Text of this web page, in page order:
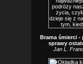
Brama śmierci -
sprawy
Jan L.